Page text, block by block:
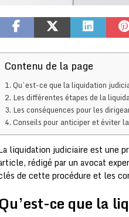
Contenu de la page
Qu’est-ce que la liquidation
Les différentes étapes de la
Les conséquences pour les
Conseils pour anticiper et éviter
liquidation judiciaire est une
rédigé par un avocat
de cette procédure et les
Qu’est-ce que la